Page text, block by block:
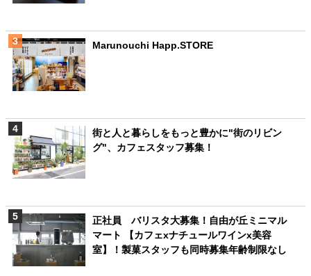
Marunouchi Happ.STORE
街と人と暮らしをもっと豊かに"街のリビン
グ"、カフェスタッフ募集！
正社員 バリスタ大募集！自由が丘ミニマル
マート 【カフェxナチュールワインx美容
室】！製菓スタッフも同時募集年齢制限なし